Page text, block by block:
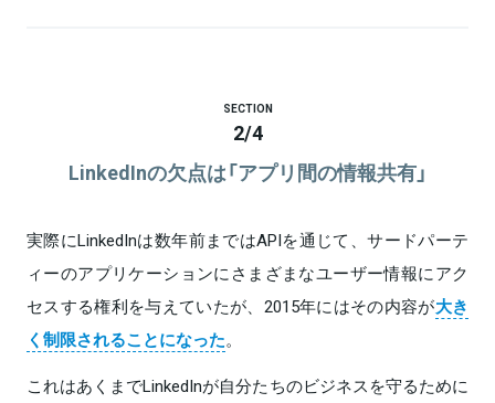
SECTION
2/4
LinkedInの欠点は「アプリ間の情報共有」
実際にLinkedInは数年前まではAPIを通じて、サードパーテ
ィーのアプリケーションにさまざまなユーザー情報にアク
セスする権利を与えていたが、2015年にはその内容が大き
く制限されることになった。
これはあくまでLinkedInが自分たちのビジネスを守るために